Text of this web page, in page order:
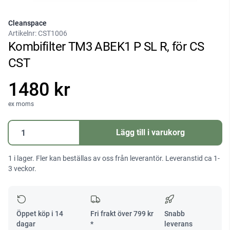
Cleanspace
Artikelnr:CST1006
Kombifilter TM3 ABEK1 P SL R, för CS
CST
1480 kr
ex moms
Kombifilter
TM3
P
för
CS
CST
Lägg till i varukorg
1 i lager. Fler kan beställas av oss från leverantör. Leveranstid ca 1-
3 veckor.
Öppet köp i 14
dagar
Fri frakt över799 kr
*
Snabb
leverans